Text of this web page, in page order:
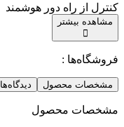
کنترل از راه دور هوشمند
مشاهده بیشتر
فروشگاه‌ها :
مشخصات محصول دیدگاه‌ها
مشخصات محصول